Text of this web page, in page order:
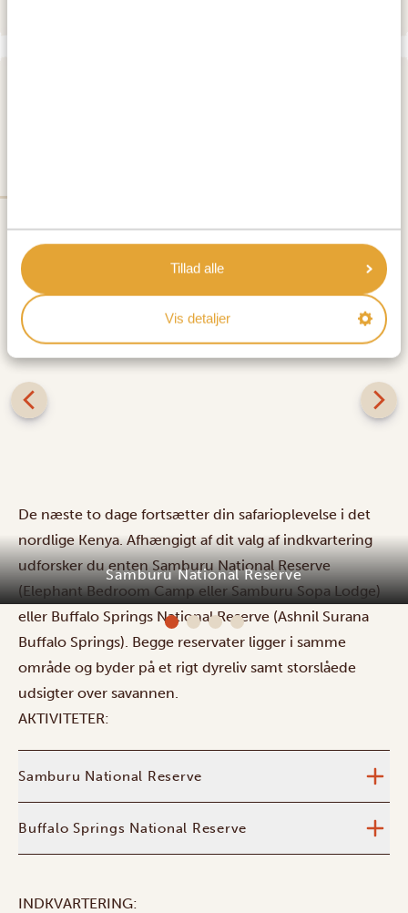
Tillad alle
Vis detaljer
Samburu National Reserve
De næste to dage fortsætter din safarioplevelse i det
nordlige Kenya. Afhængigt af dit valg af indkvartering
udforsker du enten Samburu National Reserve
(Elephant Bedroom Camp eller Samburu Sopa Lodge)
eller Buffalo Springs National Reserve (Ashnil Surana
Buffalo Springs). Begge reservater ligger i samme
område og byder på et rigt dyreliv samt storslåede
udsigter over savannen.
AKTIVITETER:
Samburu National Reserve
Buffalo Springs National Reserve
INDKVARTERING: